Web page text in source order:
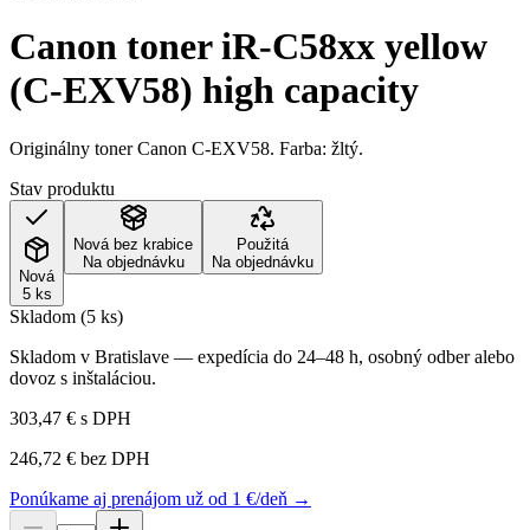
Canon toner iR-C58xx yellow
(C-EXV58) high capacity
Originálny toner Canon C-EXV58. Farba: žltý.
Stav produktu
Nová
5 ks
Nová bez krabice
Na objednávku
Použitá
Na objednávku
Skladom (5 ks)
Skladom v Bratislave — expedícia do 24–48 h, osobný odber alebo
dovoz s inštaláciou.
303,47 € s DPH
246,72 € bez DPH
Ponúkame aj prenájom už od 1 €/deň →